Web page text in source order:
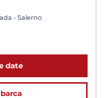
- Salerno
date